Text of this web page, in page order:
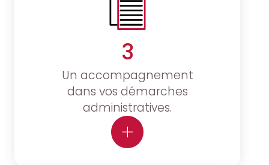
3
Un accompagnement
dans vos démarches
administratives.